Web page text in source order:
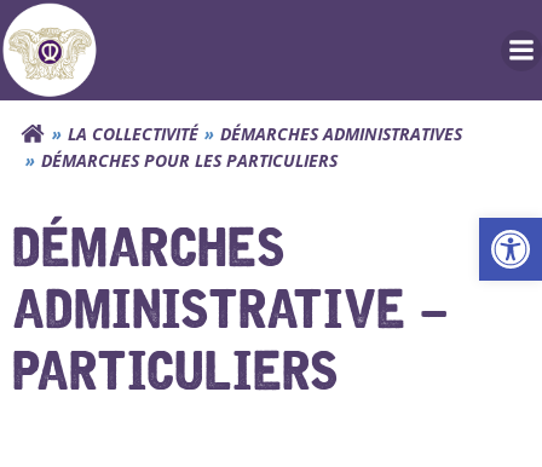
Aller
au
contenu
LA COLLECTIVITÉ
DÉMARCHES ADMINISTRATIVES
DÉMARCHES POUR LES PARTICULIERS
DÉMARCHES
ADMINISTRATIVE –
PARTICULIERS